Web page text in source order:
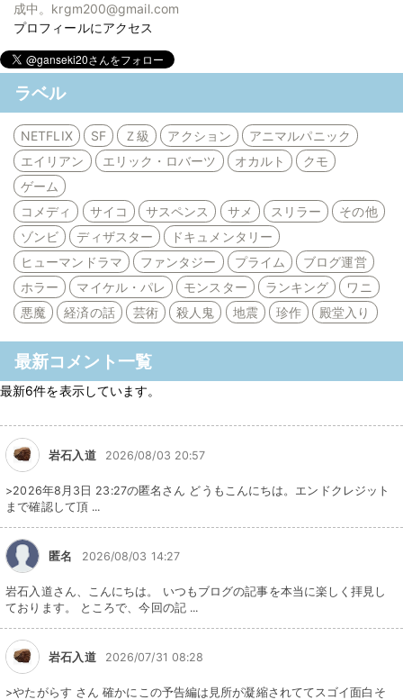
成中。krgm200@gmail.com
プロフィールにアクセス
ラベル
NETFLIX SF Ｚ級 アクション
アニマルパニック
エイリアン
エリック・ロバーツ オカルト
クモ
ゲーム
コメディ
サイコ サスペンス サメ スリラー
その他
ゾンビ
ディザスター
ドキュメンタリー
ヒューマンドラマ
ファンタジー プライム
ブログ運営
ホラー
マイケル・パレ モンスター ランキング
ワニ
悪魔
経済の話 芸術 殺人鬼 地震 珍作 殿堂入り
最新コメント一覧
最新6件を表示しています。
岩石入道 2026/08/03 20:57
>2026年8月3日 23:27の匿名さん どうもこんにちは。エンドクレジット
まで確認して頂 ...
匿名 2026/08/03 14:27
岩石入道さん、こんにちは。 いつもブログの記事を本当に楽しく拝見し
ております。 ところで、今回の記 ...
岩石入道 2026/07/31 08:28
>やたがらす さん 確かにこの予告編は見所が凝縮されててスゴイ面白そ